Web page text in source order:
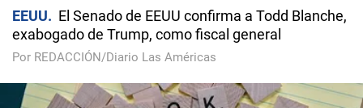
EEUU
El Senado de EEUU confirma a Todd Blanche,
exabogado de Trump, como fiscal general
Por REDACCIÓN/Diario Las Américas